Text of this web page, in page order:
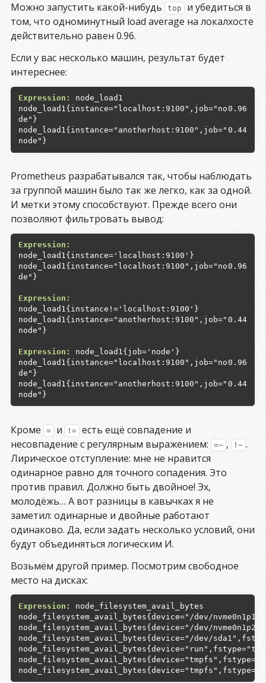
Можно запустить какой-нибудь top и убедиться в
том, что одноминутный load average на локалхосте
действительно равен 0.96.
Если у вас несколько машин, результат будет
интереснее:
Expression:
0.96
node_load1{instance="localhost:9100",job="no
0.44
node_load1{instance="anotherhost:9100",job="
Prometheus разрабатывался так, чтобы наблюдать
за группой машин было так же легко, как за одной.
И метки этому способствуют. Прежде всего они
позволяют фильтровать вывод:
Expression:
0.96
node_load1{instance="localhost:9100",job="no
de"}
Expression:
0.44
node_load1{instance="anotherhost:9100",job="
node"}
Expression:
0.96
node_load1{instance="localhost:9100",job="no
0.44
node_load1{instance="anotherhost:9100",job="
Кроме = и != есть ещё совпадение и
несовпадение с регулярным выражением:
=~ , !~ .
Лирическое отступление: мне не нравится
одинарное равно для точного сопадения. Это
против правил. Должно быть двойное! Эх,
молодёжь… А вот разницы в кавычках я не
заметил: одинарные и двойные работают
одинаково. Да, если задать несколько условий, они
будут объединяться логическим И.
Возьмём другой пример. Посмотрим свободное
место на дисках:
Expression:
node_filesystem_avail_bytes
node_filesystem_avail_bytes{device="/dev/
node_filesystem_avail_bytes{device="/dev/
node_filesystem_avail_bytes{device="/dev/